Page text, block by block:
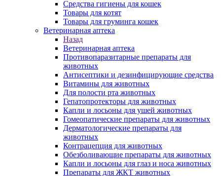
Средства гигиены для кошек
Товары для котят
Товары для груминга кошек
Ветеринарная аптека
Назад
Ветеринарная аптека
Противопаразитарные препараты для
животных
Антисептики и дезинфицирующие средства
Витамины для животных
Для полости рта животных
Гепатопротекторы для животных
Капли и лосьоны для ушей животных
Гомеопатические препараты для животных
Дерматологические препараты для
животных
Контрацепция для животных
Обезболивающие препараты для животных
Капли и лосьоны для глаз и носа животных
Препараты для ЖКТ животных